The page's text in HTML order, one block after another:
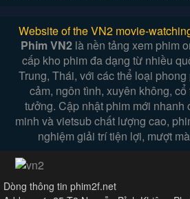
Website of the VN2 movie-
Phim VN2 là nền tảng xem phim
cấp kho phim đa dạng từ nhiều
Trung, Thái, với các thể loại
cảm, ngôn tình, xuyên không,
tưởng. Cập nhật phim mới nhanh
minh và vietsub chất lượng cao,
nghiệm giải trí tiện lợi, mượt
Dòng thông tin phim2f.net